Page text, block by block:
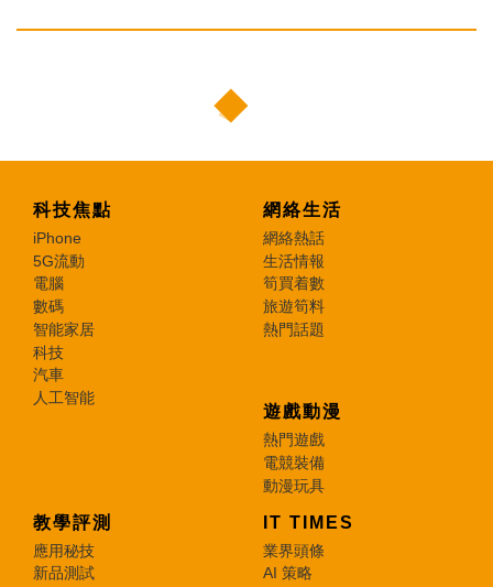
科技焦點
iPhone
5G流動
電腦
數碼
智能家居
科技
汽車
人工智能
網絡生活
網絡熱話
生活情報
筍買着數
旅遊筍料
熱門話題
遊戲動漫
熱門遊戲
電競裝備
動漫玩具
教學評測
應用秘技
新品測試
IT TIMES
業界頭條
AI 策略